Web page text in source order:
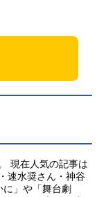
現在人気の記事は
速水奨さん・神谷
」や「舞台劇